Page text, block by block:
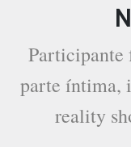
Participante
parte íntima,
reality